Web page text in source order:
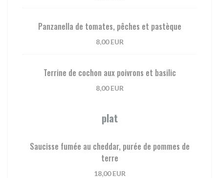
Panzanella de tomates, pêches et pastèque
8,00 EUR
Terrine de cochon aux poivrons et basilic
8,00 EUR
plat
Saucisse fumée au cheddar, purée de pommes de
terre
18,00 EUR